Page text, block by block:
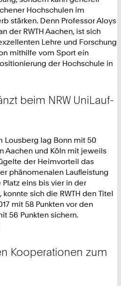
Hochschulen im
stärken. Denn Professor Aloys
der RWTH Aachen, ist sich
Lehre und Forschung
mithilfe vom Sport ein
der Hochschule in
beim NRW UniLauf-
Lousberg lag Bonn mit 50
Aachen und Köln mit jeweils
der Heimvorteil das
phänomenalen Laufleistung
eins bis vier in der
sich die RWTH den Titel
mit 58 Punkten vor den
56 Punkten sichern.
Kooperationen zum